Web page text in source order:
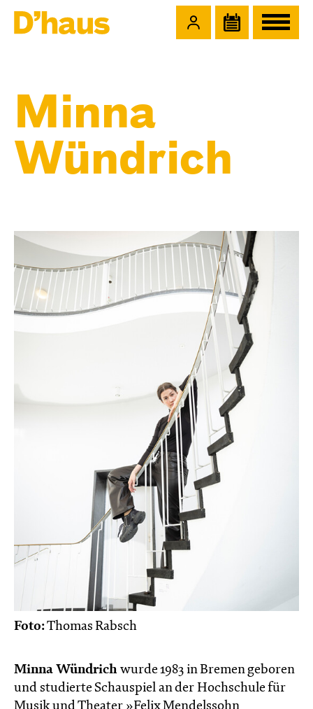
Minna
Wündrich
Foto:Thomas Rabsch
Minna Wündrich wurde 1983 in Bremen geboren
und studierte Schauspiel an der Hochschule für